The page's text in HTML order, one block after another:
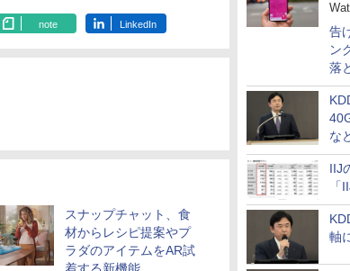
告
ン
落
題
な
る
IIJ
軸
note LinkedIn
スナップチャット、食
材からレシピ提案やプ
ラダのアイテムをAR試